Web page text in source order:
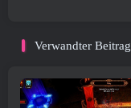
Verwandter Beitrag